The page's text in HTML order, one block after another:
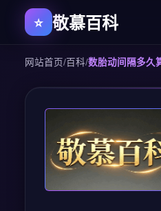
敬慕百科
网站首页/百科/数胎动间隔多久